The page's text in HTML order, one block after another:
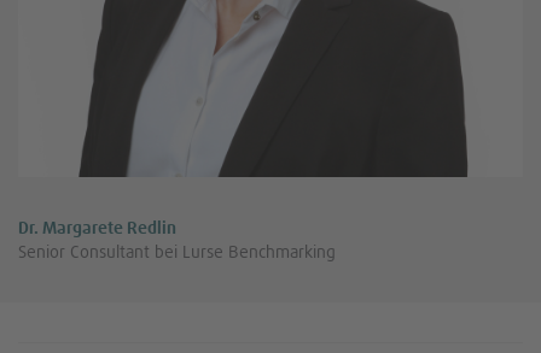
Dr. Margarete Redlin
Senior Consultant bei Lurse Benchmarking